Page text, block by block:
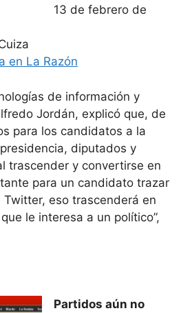
13 de febrero de
en La Razón
de información y
Jordán, explicó que, de
para los candidatos a la
diputados y
trascender y convertirse en
para un candidato trazar
Twitter, eso trascenderá en
le interesa a un político”,
Partidos aún no